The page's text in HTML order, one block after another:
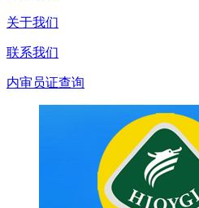
关于我们
联系我们
内审员证查询